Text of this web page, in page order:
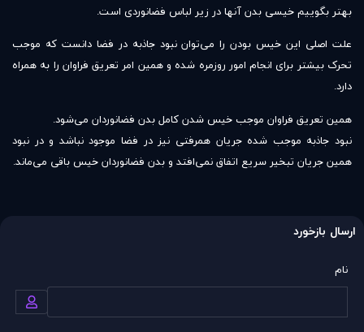
بهتر بگوییم خیسی بدن آنها در زیر لباس فضا‌نوردی است.
علت اصلی این خیس بودن را می‌توان نبود جاذبه در فضا دانست که موجب
تحرک بیشتر برای انجام امور روزمره شده و همین امر تعریق فراوان را به همراه
دارد.
همین تعریق فراوان موجب خیس شدن کامل بدن فضانوردان‌ می‌شود.
نبود جاذبه موجب شده جریان همرفتی نیز در فضا موجود نباشد و در نبود
همین جریان تبخیر سریع اتفاق نمی‌افتد و بدن فضانوردان خیس باقی می‌ماند.
ارسال بازخورد
نام